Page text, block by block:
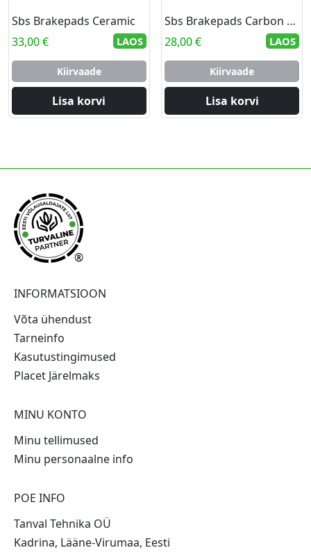
Sbs Brakepads Ceramic
33,00€ LAOS
Kiirvaade
Lisa korvi
Sbs Brakepads Carbon Tech rear
28,00€ LAOS
Kiirvaade
Lisa korvi
®
INFORMATSIOON
Võta ühendust
Tarneinfo
Kasutustingimused
Placet Järelmaks
MINU KONTO
Minu tellimused
Minu personaalne info
POE INFO
Tanval Tehnika OÜ
Kadrina, Lääne-Virumaa, Eesti